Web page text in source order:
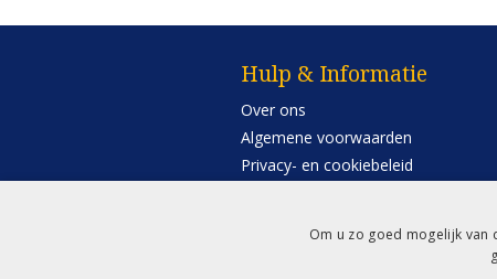
Hulp & Informatie
Over ons
Algemene voorwaarden
Privacy- en cookiebeleid
Betaling & Verzending
Om u zo goed mogelijk van